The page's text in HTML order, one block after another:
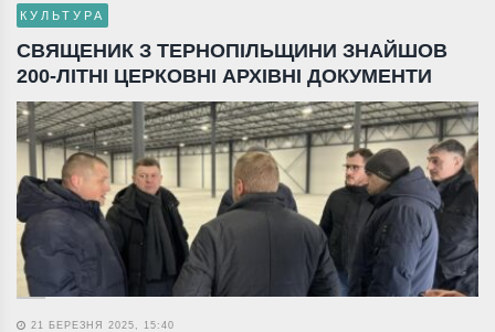
КУЛЬТУРА
СВЯЩЕНИК З ТЕРНОПІЛЬЩИНИ ЗНАЙШОВ
200-ЛІТНІ ЦЕРКОВНІ АРХІВНІ ДОКУМЕНТИ
21 БЕРЕЗНЯ 2025, 15:40